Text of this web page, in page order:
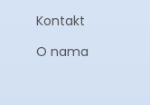
Kontakt
O nama